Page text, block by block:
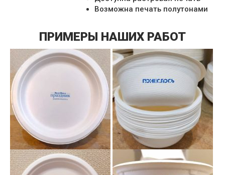
Возможна печать полутонами
ПРИМЕРЫ НАШИХ РАБОТ